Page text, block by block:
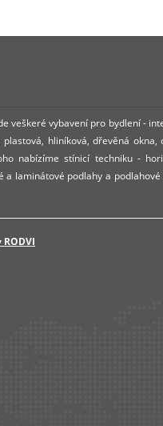
veškeré vybavení pro bydlení -
hliníková, dřevěná okna,
nabízíme stínicí techniku -
laminátové podlahy a podlahové